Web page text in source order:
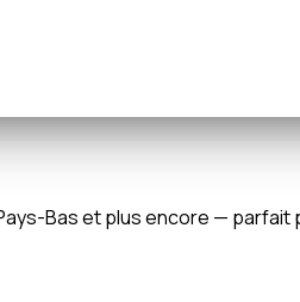
Bas et plus encore —